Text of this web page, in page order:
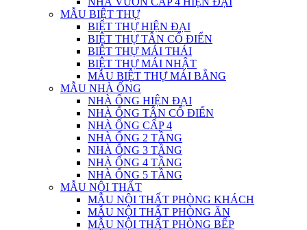
MẪU BIỆT THỰ
BIỆT THỰ HIỆN ĐẠI
BIỆT THỰ TÂN CỔ ĐIỂN
BIỆT THỰ MÁI THÁI
BIỆT THỰ MÁI NHẬT
MẪU BIỆT THỰ MÁI BẰNG
MẪU NHÀ ỐNG
NHÀ ỐNG HIỆN ĐẠI
NHÀ ỐNG TÂN CỔ ĐIỂN
NHÀ ỐNG CẤP 4
NHÀ ỐNG 2 TẦNG
NHÀ ỐNG 3 TẦNG
NHÀ ỐNG 4 TẦNG
NHÀ ỐNG 5 TẦNG
MẪU NỘI THẤT
MẪU NỘI THẤT PHÒNG KHÁCH
MẪU NỘI THẤT PHÒNG ĂN
MẪU NỘI THẤT PHÒNG BẾP